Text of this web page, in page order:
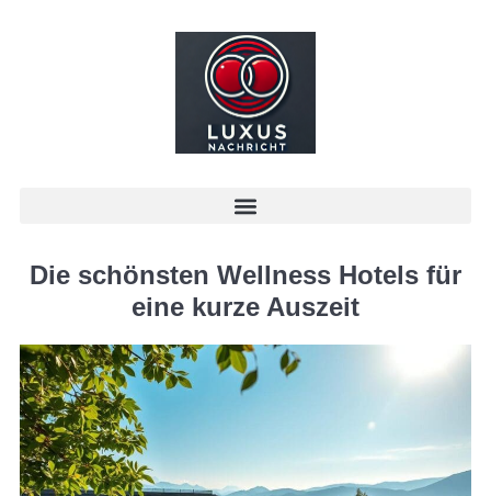
Die schönsten Wellness Hotels für
eine kurze Auszeit